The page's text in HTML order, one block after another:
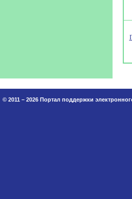
© 2011 – 2026 Портал поддержки